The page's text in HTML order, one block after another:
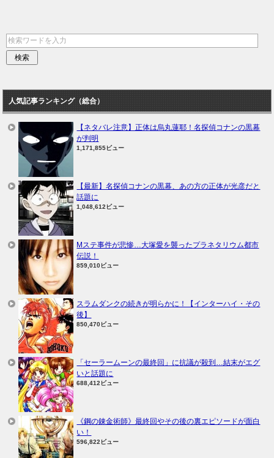
人気記事ランキング（総合）
【ネタバレ注意】正体は烏丸蓮耶！名探偵コナンの黒幕
が判明
1,171,855ビュー
【最新】名探偵コナンの黒幕、あの方の正体が光彦だと
話題に
1,048,612ビュー
Mステ事件が悲惨…大塚愛を襲ったプラネタリウム都市
伝説！
859,010ビュー
スラムダンクの続きが明らかに！【インターハイ・その
後】
850,470ビュー
「セーラームーンの最終回」に抗議が殺到…結末がエグ
いと話題に
688,412ビュー
《鋼の錬金術師》最終回やその後の裏エピソードが面白
い！
596,822ビュー